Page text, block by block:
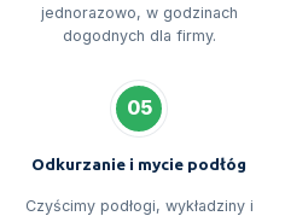
jednorazowo, w godzinach
dogodnych dla firmy.
05
Odkurzanie i mycie podłóg
Czyścimy podłogi, wykładziny i